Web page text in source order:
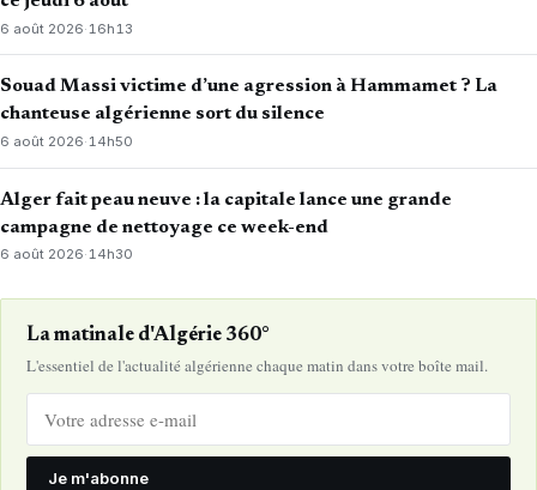
6 août 2026· 16h13
Souad Massi victime d’une agression à Hammamet ? La
chanteuse algérienne sort du silence
6 août 2026·14h50
Alger fait peau neuve : la capitale lance une grande
campagne de nettoyage ce week-end
6 août 2026·14h30
La matinale d'Algérie 360°
L'essentiel de l'actualité algérienne chaque matin dans votre boîte mail.
Je m'abonne